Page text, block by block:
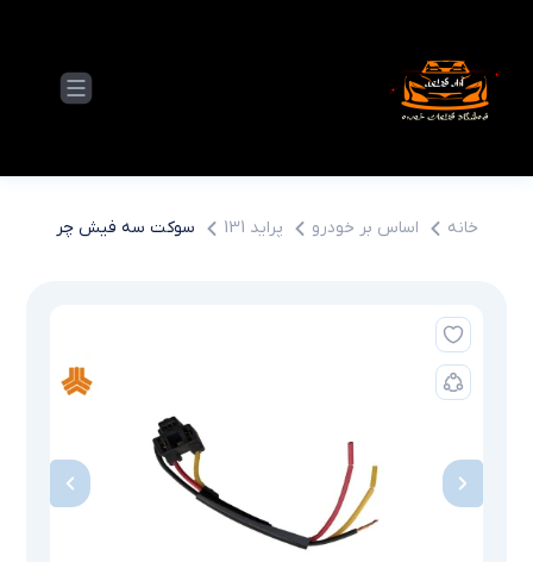
خانه اساس بر خودرو پراید 131 سوکت سه فیش چراغ جلو